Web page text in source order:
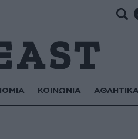
ΚΟΙΝΩΝΙΑ ΑΘΛΗΤΙΚΑ